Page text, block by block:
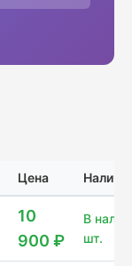
Цена
10
900 ₽
В
шт.